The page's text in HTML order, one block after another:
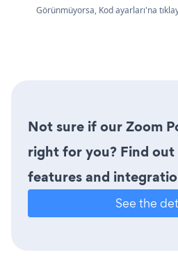
Görünmüyorsa, Kod ayarları'na
Not sure if our Zoom
right for you? Find
features and
See the